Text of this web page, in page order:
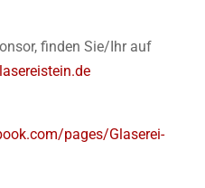
finden Sie/Ihr auf
pages/Glaserei-